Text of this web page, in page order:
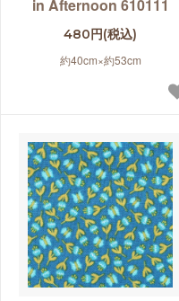
in Afternoon 610111
480円(税込)
約40cm×約53cm